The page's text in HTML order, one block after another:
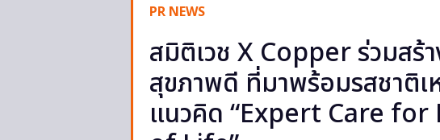
PR NEWS
สมิติเวช X Copper ร่วมสร้
สุขภาพดี ที่มาพร้อมรสชาติเ
แนวคิด “Expert Care